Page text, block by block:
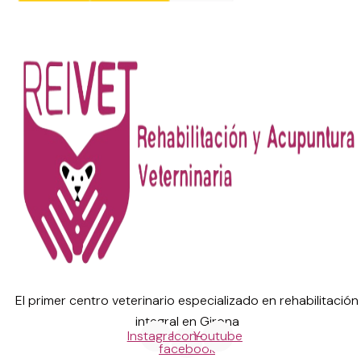
El primer centro veterinario especializado en rehabilitación
integral en Girona
InstagramIcon-
facebook
Youtube